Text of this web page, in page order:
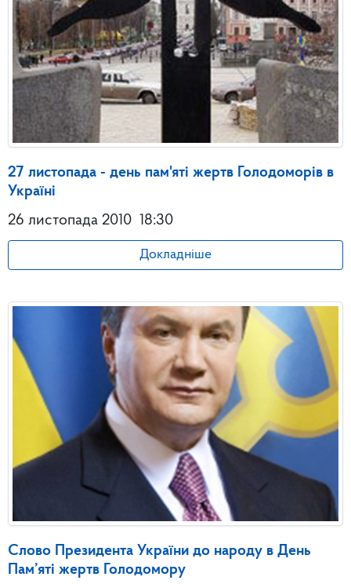
27 листопада - день пам'яті жертв Голодоморів в
Україні
26 листопада 2010 18:30
Докладніше
Слово Президента України до народу в День
Пам’яті жертв Голодомору